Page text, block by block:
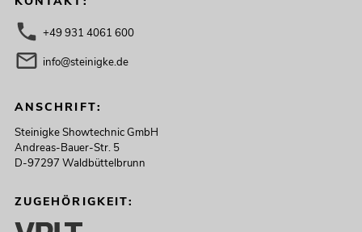
+49 931 4061 600
info@steinigke.de
ANSCHRIFT:
Steinigke Showtechnic GmbH
Andreas-Bauer-Str. 5
D-97297 Waldbüttelbrunn
ZUGEHÖRIGKEIT: